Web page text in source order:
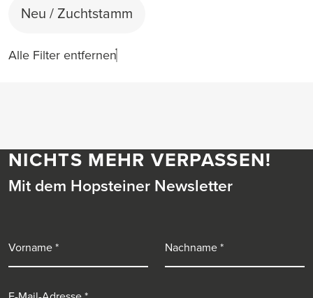
Neu / Zuchtstamm
Alle Filter entfernen
NICHTS MEHR VERPASSEN!
Mit dem Hopsteiner Newsletter